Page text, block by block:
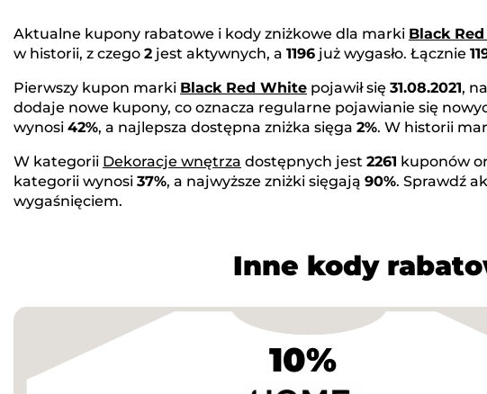
Aktualne kupony rabatowe i kody zniżkowe dla marki Black
w historii, z czego 2 jest aktywnych, a 1196 już wygasło. Łącznie
Pierwszy kupon marki Black Red White pojawił się 31.08.2021,
dodaje nowe kupony, co oznacza regularne pojawianie się
wynosi 42%, a najlepsza dostępna zniżka sięga 2%. W historii
W kategorii Dekoracje wnętrza dostępnych jest 2261 kuponów
kategorii wynosi 37%, a najwyższe zniżki sięgają 90%. Sprawdź
wygaśnięciem.
Inne kody
10%